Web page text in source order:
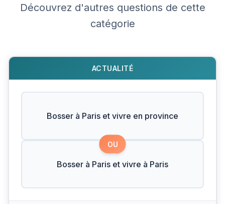
Découvrez d'autres questions de cette
catégorie
ACTUALITÉ
Bosser à Paris et vivre en province
OU
Bosser à Paris et vivre à Paris